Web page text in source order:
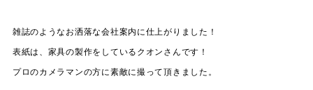
雑誌のようなお洒落な会社案内に仕上がりました！
表紙は、家具の製作をしているクオンさんです！
プロのカメラマンの方に素敵に撮って頂きました。